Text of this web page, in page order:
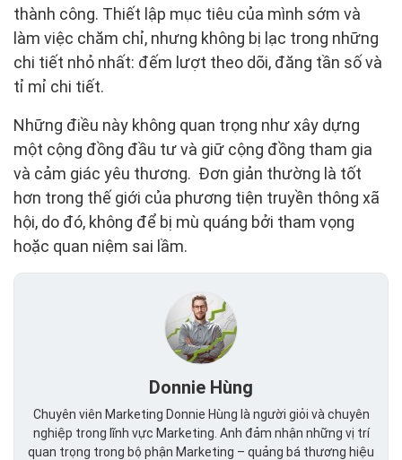
thành công. Thiết lập mục tiêu của mình sớm và
làm việc chăm chỉ, nhưng không bị lạc trong những
chi tiết nhỏ nhất: đếm lượt theo dõi, đăng tần số và
tỉ mỉ chi tiết.
Những điều này không quan trọng như xây dựng
một cộng đồng đầu tư và giữ cộng đồng tham gia
và cảm giác yêu thương. Đơn giản thường là tốt
hơn trong thế giới của phương tiện truyền thông xã
hội, do đó, không để bị mù quáng bởi tham vọng
hoặc quan niệm sai lầm.
Donnie Hùng
Chuyên viên Marketing Donnie Hùng là người giỏi và chuyên
nghiệp trong lĩnh vực Marketing. Anh đảm nhận những vị trí
quan trọng trong bộ phận Marketing – quảng bá thương hiệu